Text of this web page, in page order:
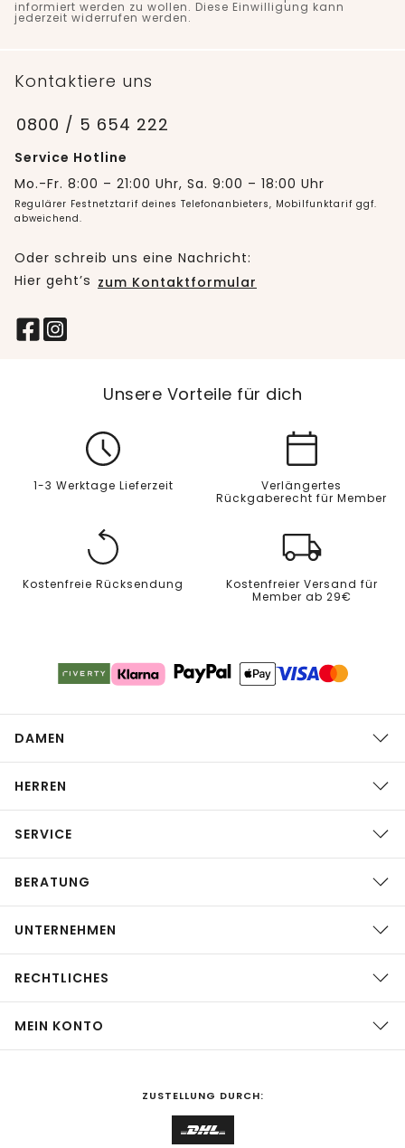
informiert werden zu wollen. Diese Einwilligung kann
jederzeit widerrufen werden.
Kontaktiere uns
0800 / 5 654 222
Service Hotline
Mo.-Fr. 8:00 – 21:00 Uhr, Sa. 9:00 – 18:00 Uhr
Regulärer Festnetztarif deines Telefonanbieters, Mobilfunktarif ggf.
abweichend.
Oder schreib uns eine Nachricht:
Hier geht’s zum Kontaktformular
Unsere Vorteile für dich
1-3 Werktage Lieferzeit
Verlängertes
Rückgaberecht für Member
Kostenfreie Rücksendung
Kostenfreier Versand für
Member ab 29€
DAMEN
HERREN
SERVICE
BERATUNG
UNTERNEHMEN
RECHTLICHES
MEIN KONTO
ZUSTELLUNG DURCH: